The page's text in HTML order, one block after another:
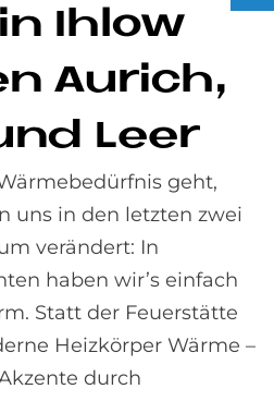
Ihlow
Au­rich,
Leer
geht,
uns in den letzten zwei
verändert: In
haben wir’s einfach
Statt der Feuerstätte
Heizkörper Wärme –
durch